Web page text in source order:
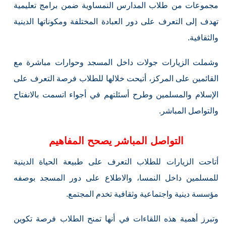
مجموعات من طلاب المدارس النمساوية ضمن برامج تعليمية
تهدف إلى التعرف على دور العبادة المختلفة ومكوناتها الدينية
والثقافية.
وشملت الزيارات جولات داخل المسجد وحوارات مباشرة مع
القائمين على المركز، أتيحت خلالها للطلاب فرصة التعرف على
الإسلام والمسلمين وطرح أسئلتهم في أجواء اتسمت بالانفتاح
والتواصل المباشر.
التواصل المباشر يصحح المفاهيم
أتاحت الزيارات للطلاب التعرف على طبيعة الحياة الدينية
للمسلمين داخل النمسا، والاطلاع على دور المسجد بوصفه
مؤسسة دينية واجتماعية وثقافية تخدم المجتمع.
وتبرز أهمية هذه اللقاءات في أنها تمنح الطلاب فرصة تكوين